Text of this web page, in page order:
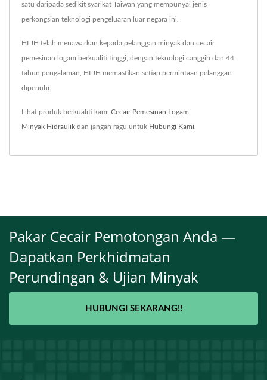
satu daripada sedikit syarikat Taiwan yang mempunyai jenis
perkongsian teknologi pengeluaran luar negara ini.
HLJH telah menawarkan kepada pelanggan minyak dan cecair
pemesinan logam berkualiti tinggi, dengan teknologi canggih dan 44
tahun pengalaman, HLJH memastikan setiap permintaan pelanggan
dipenuhi.
Lihat produk berkualiti kami Cecair Pemesinan Logam,
Minyak Hidraulik dan jangan ragu untuk Hubungi Kami.
Pakar Cecair Pemotongan Anda —
Dapatkan Perkhidmatan
Perundingan & Ujian Minyak
HUBUNGI SEKARANG!!